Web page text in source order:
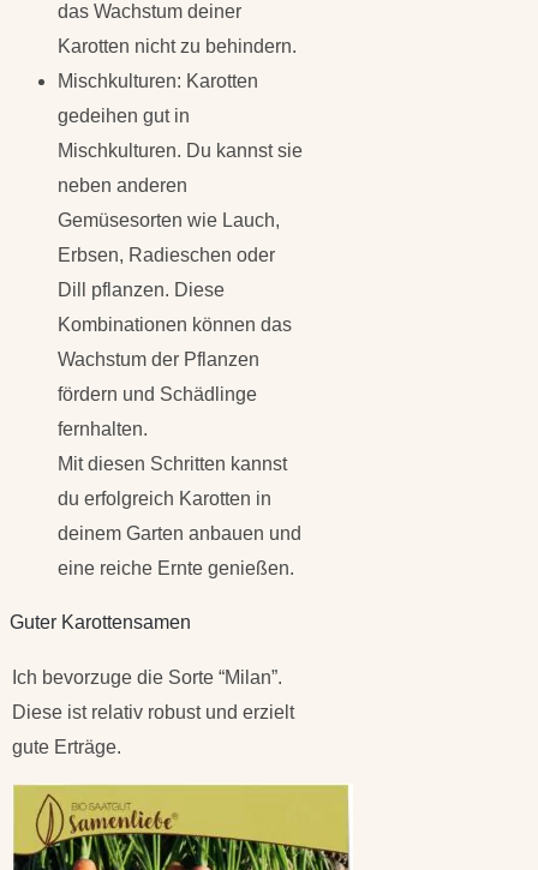
das Wachstum deiner
Karotten nicht zu behindern.
Mischkulturen: Karotten
gedeihen gut in
Mischkulturen. Du kannst sie
neben anderen
Gemüsesorten wie Lauch,
Erbsen, Radieschen oder
Dill pflanzen. Diese
Kombinationen können das
Wachstum der Pflanzen
fördern und Schädlinge
fernhalten.
Mit diesen Schritten kannst
du erfolgreich Karotten in
deinem Garten anbauen und
eine reiche Ernte genießen.
Guter Karottensamen
Ich bevorzuge die Sorte “Milan”.
Diese ist relativ robust und erzielt
gute Erträge.